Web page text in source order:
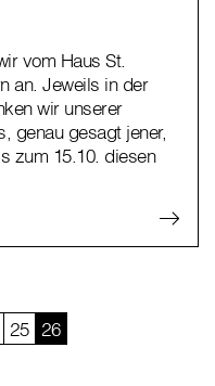
vom Haus St.
an. Jeweils in der
wir unserer
genau gesagt jener,
zum 15.10. diesen
25 26